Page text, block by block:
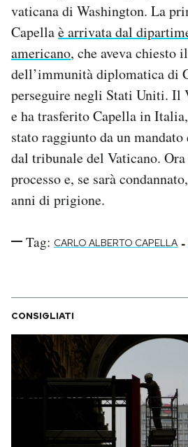
Hai bisogno di aiuto?
Esci
vaticana di Washington. La
Capellaè arrivata dal
americano, che aveva chiesto
dell’immunità diplomatica di
perseguire negli Stati Uniti. Il
e ha trasferito Capella in
stato raggiunto da un
dal tribunale del Vaticano.
processo e, se sarà
anni di prigione.
Tag: CARLO ALBERTO CAPELLA -
CONSIGLIATI